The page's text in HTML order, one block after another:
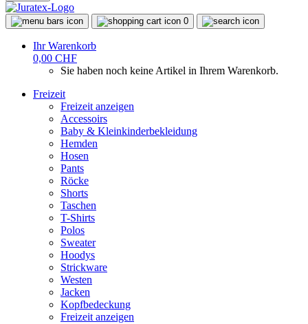
0
Ihr Warenkorb
0,00 CHF
Sie haben noch keine Artikel in Ihrem Warenkorb.
Freizeit
Freizeit anzeigen
Accessoirs
Baby & Kleinkinderbekleidung
Hemden
Hosen
Pants
Röcke
Shorts
Taschen
T-Shirts
Polos
Sweater
Hoodys
Strickware
Westen
Jacken
Kopfbedeckung
Freizeit anzeigen